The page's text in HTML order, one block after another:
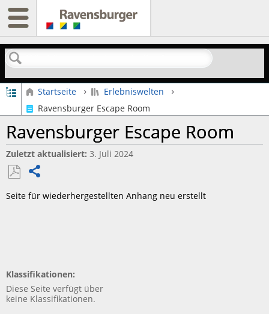
Suchen
Globale Hierarchie auf- und zuklappen
Startseite
Erlebniswelten
Ravensburger Escape Room
Ravensburger Escape Room
Zuletzt aktualisiert 3. Juli 2024
PDF
Seite für wiederhergestellten Anhang neu erstellt
Klassifikationen
Diese Seite verfügt über
keine Klassifikationen.